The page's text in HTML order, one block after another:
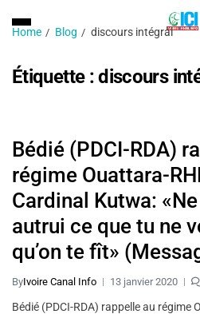
Home Blog discours intégral
Étiquette :discours
Bédié (PDCI-RDA)
régime Ouattara-
Cardinal Kutwa:
autrui ce que tu ne
qu’on te fît»
ByIvoire Canal Info 13 janvier 2020
Bédié (PDCI-RDA) rappelle au régime